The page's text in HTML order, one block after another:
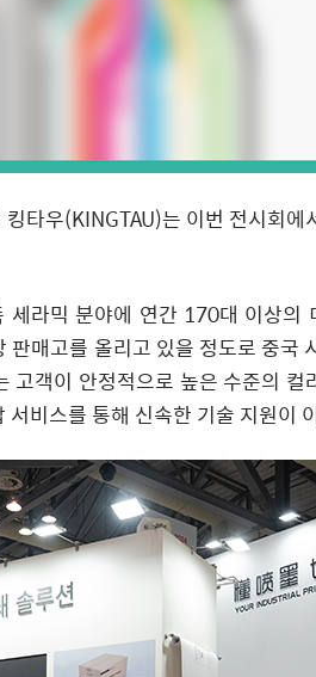
타우(KINGTAU)는 이번 전시회
라믹 분야에 연간 170대 이상의
매고를 올리고 있을 정도로 중국
객이 안정적으로 높은 수준의
비스를 통해 신속한 기술 지원이